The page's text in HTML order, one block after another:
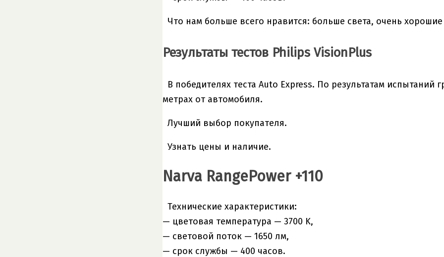
Что нам больше всего нравится: больше света, очень
Результаты тестов Philips VisionPlus
В победителях теста Auto Express. По результатам испытаний
метрах от автомобиля.
Лучший выбор покупателя.
Узнать цены и наличие.
Narva RangePower +110
Технические характеристики:
— цветовая температура — 3700 K,
— световой поток — 1650 лм,
— срок службы — 400 часов.